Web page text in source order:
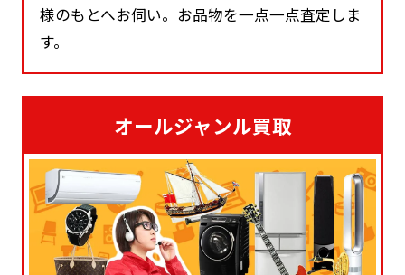
様のもとへお伺い。お品物を一点一点査定しま
す。
オールジャンル買取